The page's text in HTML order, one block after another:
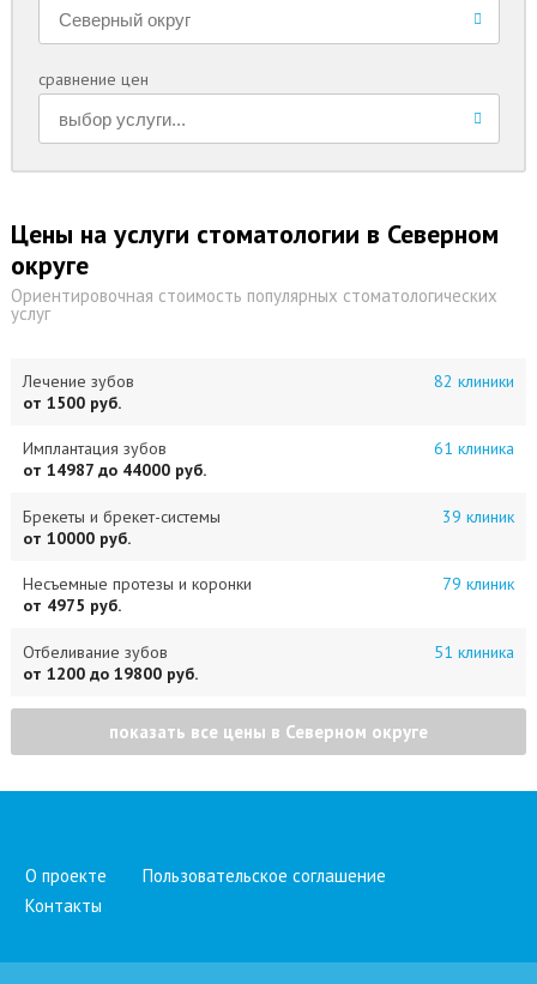
сравнение цен
Цены на услуги стоматологии в Северном
округе
Ориентировочная стоимость популярных стоматологических
услуг
Лечение зубов
82 клиники
от 1500 руб.
Имплантация зубов
61 клиника
от 14987 до 44000 руб.
Брекеты и брекет-системы
39 клиник
от 10000 руб.
Несъемные протезы и коронки
79 клиник
от 4975 руб.
Отбеливание зубов
51 клиника
от 1200 до 19800 руб.
показать все цены в Северном округе
О проекте
Пользовательское соглашение
Контакты